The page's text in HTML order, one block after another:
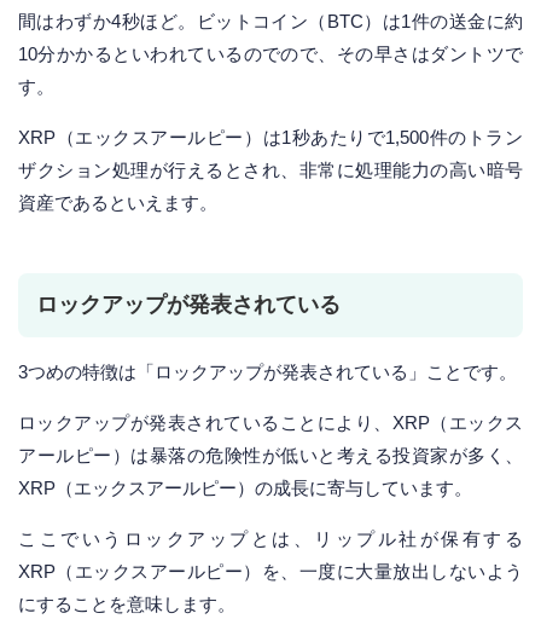
間はわずか4秒ほど。ビットコイン（BTC）は1件の送金に約
10分かかるといわれているのでので、その早さはダントツで
す。
XRP（エックスアールピー）は1秒あたりで1,500件のトラン
ザクション処理が行えるとされ、非常に処理能力の高い暗号
資産であるといえます。
ロックアップが発表されている
3つめの特徴は「ロックアップが発表されている」ことです。
ロックアップが発表されていることにより、XRP（エックス
アールピー）は暴落の危険性が低いと考える投資家が多く、
XRP（エックスアールピー）の成長に寄与しています。
ここでいうロックアップとは、リップル社が保有する
XRP（エックスアールピー）を、一度に大量放出しないよう
にすることを意味します。